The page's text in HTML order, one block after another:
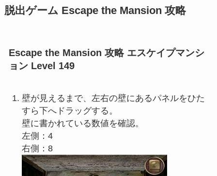
脱出ゲーム Escape the Mansion 攻略
Escape the Mansion 攻略 エスケイプマンシ
ョン Level 149
壁が見えるまで、左右の壁にあるパネルをひた
すら下へドラッグする。
壁に書かれている数値を確認。
左側：4
右側：8